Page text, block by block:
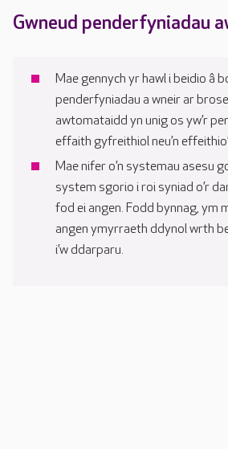
Gwneud penderfyniadau
Mae gennych yr hawl i beidio â
penderfyniadau a wneir ar
awtomataidd yn unig os yw’r
effaith gyfreithiol neu’n
Mae nifer o’n systemau asesu
system sgorio i roi syniad o’r
fod ei angen. Fodd bynnag, ym
angen ymyrraeth ddynol wrth
i’w ddarparu.